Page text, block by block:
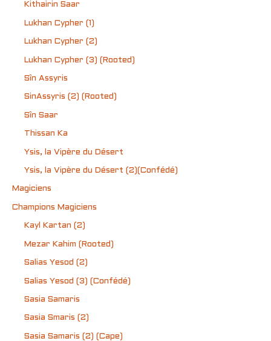
Kithairin Saar
Lukhan Cypher (1)
Lukhan Cypher (2)
Lukhan Cypher (3) (Rooted)
Sîn Assyris
SinAssyris (2) (Rooted)
Sîn Saar
Thissan Ka
Ysis, la Vipère du Désert
Ysis, la Vipère du Désert (2)(Confédé)
Magiciens
Champions Magiciens
Kayl Kartan (2)
Mezar Kahim (Rooted)
Salias Yesod (2)
Salias Yesod (3) (Confédé)
Sasia Samaris
Sasia Smaris (2)
Sasia Samaris (2) (Cape)